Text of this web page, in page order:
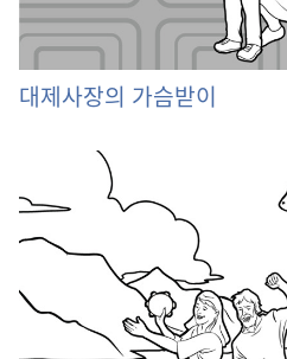
대제사장의 가슴받이